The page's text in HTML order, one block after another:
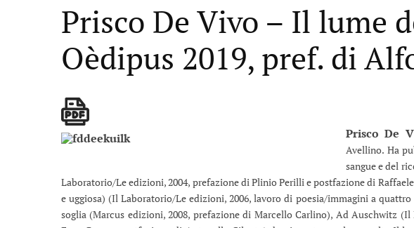
Prisco De Vivo – Il lume
Oèdipus 2019, pref. di
Prisco De
Avellino. Ha
sangue e del
Laboratorio/Le edizioni, 2004, prefazione di Plinio Perilli e postfazione di
e uggiosa) (Il Laboratorio/Le edizioni, 2006, lavoro di poesia/immagini a
soglia (Marcus edizioni, 2008, prefazione di Marcello Carlino), Ad Auschwitz